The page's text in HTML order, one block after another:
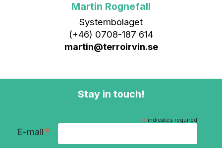
Martin Rognefall
Systembolaget
(+46) 0708-187 614
martin@terroirvin.se
Stay in touch!
* indicates required
E-mail*